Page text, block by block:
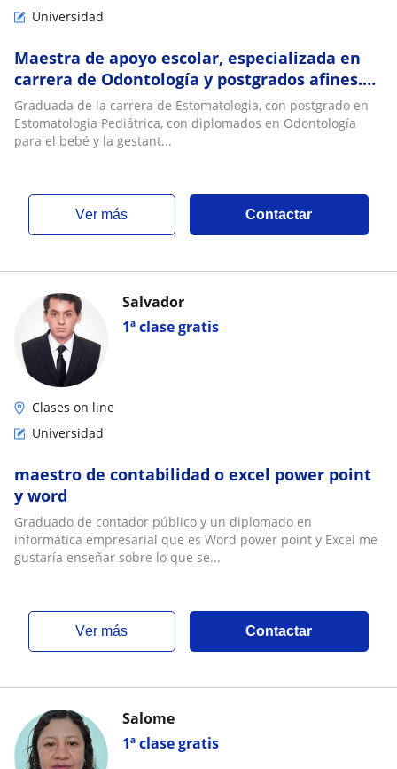
Universidad
Maestra de apoyo escolar, especializada en
carrera de Odontología y postgrados afines.
Especialidad odontopediatria
Graduada de la carrera de Estomatologia, con postgrado en
Estomatologia Pediátrica, con diplomados en Odontología
para el bebé y la gestant...
ver más Contactar
1ª clase gratis
Salvador
Clases on line
Universidad
maestro de contabilidad o excel power point
y word
Graduado de contador público y un diplomado en
informática empresarial que es Word power point y Excel me
gustaría enseñar sobre lo que se...
ver más Contactar
1ª clase gratis
Salome